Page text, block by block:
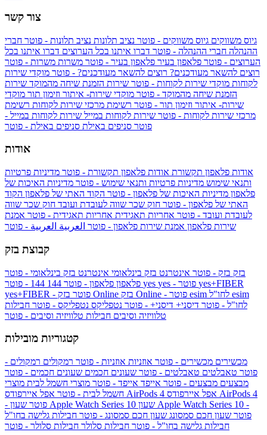
צור קשר
גיוס משווקים גיוס משווקים - פוטר נציב תלונות נציב תלונות - פוטר חברי
ההנהלה חברי ההנהלה - פוטר דברו איתנו בכל הערוצים דברו איתנו בכל
הערוצים - פוטר פלאפון בעיר פלאפון בעיר - פוטר משרות משרות - פוטר
רוצים להשאר מעודכנים? רוצים להשאר מעודכנים? - פוטר מוקדי שירות
לקוחות מוקדי שירות לקוחות - פוטר שירות הזמנת שיחה מהמוקד שירות
הזמנת שיחה מהמוקד - פוטר מוקדי שירות- איתור וזימון תור מוקדי
שירות- איתור וזימון תור - פוטר רשימת מרכזי שירות לקוחות רשימת
מרכזי שירות לקוחות - פוטר שירות לקוחות במייל שירות לקוחות במייל -
פוטר סניפים באילת סניפים באילת - פוטר
אודות
אודות פלאפון תקשורת אודות פלאפון תקשורת - פוטר מדיניות פרטיות
ותנאי שימוש מדיניות פרטיות ותנאי שימוש - פוטר מדיניות האיכות של
פלאפון מדיניות האיכות של פלאפון - פוטר הקוד האתי של פלאפון הקוד
האתי של פלאפון - פוטר חוק שכר שווה לעובדת ועובד חוק שכר שווה
לעובדת ועובד - פוטר אחריות תאגידית אחריות תאגידית - פוטר אמנת
שירות פלאפון אמנת שירות פלאפון - פוטר العربية العربية - פוטר
קבוצת בזק
בזק בזק - פוטר אינטרנט בזק בינלאומי אינטרנט בזק בינלאומי - פוטר
פלאפון פלאפון - פוטר 144 yes
yes+FIBER
yes+FIBER - פוטר בזק Online
esim
לחו"ל - פוטר דיסני+ דיסני+ - פוטר נטפליקס נטפליקס - פוטר חבילות
טלוויזיה וסיבים חבילות טלוויזיה וסיבים - פוטר
קטגוריות מובילות
מכשירים מכשירים - פוטר אוזניות אוזניות - פוטר רמקולים רמקולים -
פוטר טאבלטים טאבלטים - פוטר שעונים חכמים שעונים חכמים - פוטר
מבצעים מבצעים - פוטר אייפד אייפד - פוטר מוצרי חשמל לבית מוצרי
חשמל לבית - פוטר אפל איירפודס AirPods 4 אפל איירפודס AirPods 4
- פוטר שעון Apple Watch Series 10 שעון Apple Watch Series 10 -
פוטר שעון חכם סמסונג שעון חכם סמסונג - פוטר חבילות גלישה בחו"ל
חבילות גלישה בחו"ל - פוטר חבילות סלולר חבילות סלולר - פוטר